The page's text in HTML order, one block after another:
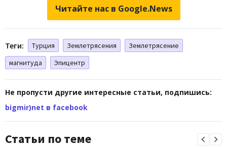
Читайте нас в Google.News
Теги: Турция Землетрясения
Землетрясение
магнитуда
Эпицентр
Не пропусти другие интересные статьи, подпишись:
bigmir)net в facebook
Статьи по теме